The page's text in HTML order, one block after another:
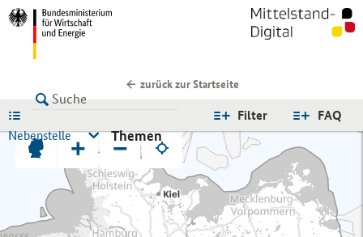
zurück zur Startseite
FAQ
Filter
Nebenstelle
Themen
+ −